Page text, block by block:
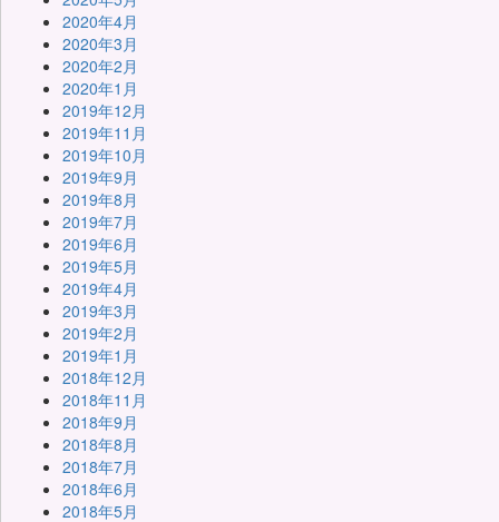
2020年4月
2020年3月
2020年2月
2020年1月
2019年12月
2019年11月
2019年10月
2019年9月
2019年8月
2019年7月
2019年6月
2019年5月
2019年4月
2019年3月
2019年2月
2019年1月
2018年12月
2018年11月
2018年9月
2018年8月
2018年7月
2018年6月
2018年5月